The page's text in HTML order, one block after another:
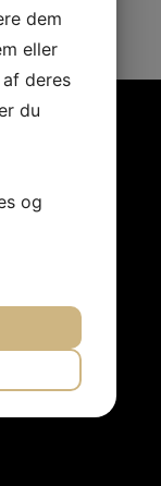
her
dem
eller
deres
du
og